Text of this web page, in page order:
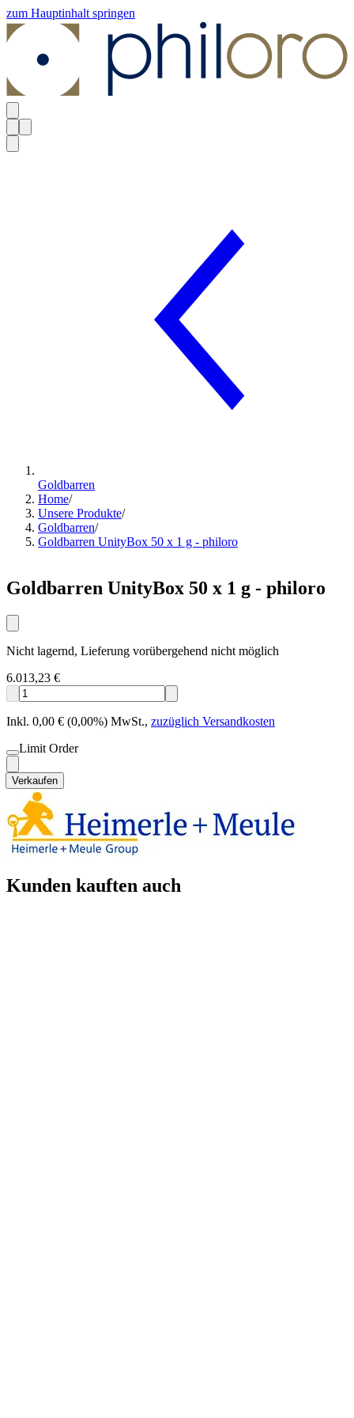
zum Hauptinhalt springen
Goldbarren
Home/
Unsere Produkte/
Goldbarren/
Goldbarren UnityBox 50 x 1 g - philoro
Goldbarren UnityBox 50 x 1 g - philoro
Nicht lagernd, Lieferung vorübergehend nicht möglich
6.013,23 €
Inkl. 0,00 € (0,00%) MwSt., zuzüglich Versandkosten
Limit Order
Verkaufen
Kunden kauften auch